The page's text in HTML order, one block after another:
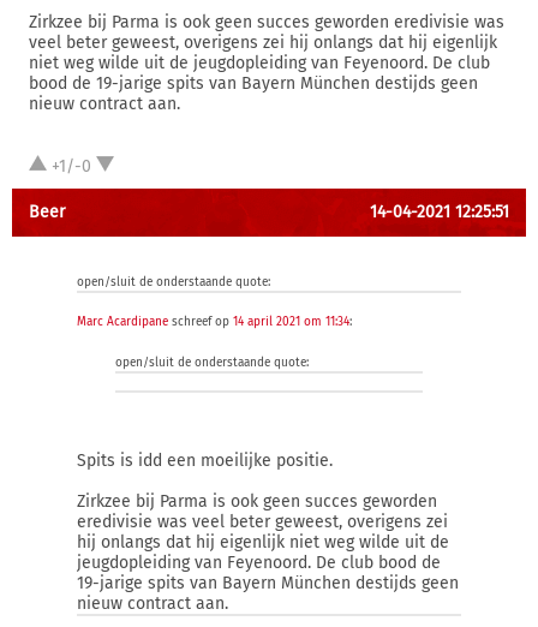
Zirkzee bij Parma is ook geen succes geworden eredivisie was
veel beter geweest, overigens zei hij onlangs dat hij eigenlijk
niet weg wilde uit de jeugdopleiding van Feyenoord. De club
bood de 19-jarige spits van Bayern München destijds geen
nieuw contract aan.
+1/-0
Beer 14-04-2021 12:25:51
open/sluit de onderstaande quote:
Marc Acardipane schreef op 14 april 2021 om 11:34:
open/sluit de onderstaande quote:
Spits is idd een moeilijke positie.
Zirkzee bij Parma is ook geen succes geworden
eredivisie was veel beter geweest, overigens zei
hij onlangs dat hij eigenlijk niet weg wilde uit de
jeugdopleiding van Feyenoord. De club bood de
19-jarige spits van Bayern München destijds geen
nieuw contract aan.